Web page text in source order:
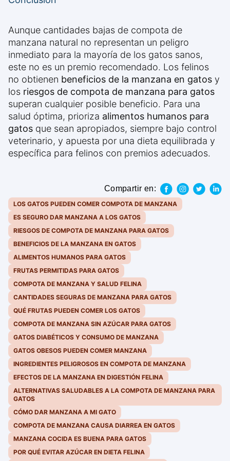
Aunque cantidades bajas de compota de
manzana natural no representan un peligro
inmediato para la mayoría de los gatos sanos,
este no es un premio recomendado. Los felinos
no obtienen beneficios de la manzana en gatos y
los riesgos de compota de manzana para gatos
superan cualquier posible beneficio. Para una
salud óptima, prioriza alimentos humanos para
gatos que sean apropiados, siempre bajo control
veterinario, y apuesta por una dieta equilibrada y
específica para felinos con premios adecuados.
Compartir en:
LOS GATOS PUEDEN COMER COMPOTA DE MANZANA
ES SEGURO DAR MANZANA A LOS GATOS
RIESGOS DE COMPOTA DE MANZANA PARA GATOS
BENEFICIOS DE LA MANZANA EN GATOS
ALIMENTOS HUMANOS PARA GATOS
FRUTAS PERMITIDAS PARA GATOS
COMPOTA DE MANZANA Y SALUD FELINA
CANTIDADES SEGURAS DE MANZANA PARA GATOS
QUÉ FRUTAS PUEDEN COMER LOS GATOS
COMPOTA DE MANZANA SIN AZÚCAR PARA GATOS
GATOS DIABÉTICOS Y CONSUMO DE MANZANA
GATOS OBESOS PUEDEN COMER MANZANA
INGREDIENTES PELIGROSOS EN COMPOTA DE MANZANA
EFECTOS DE LA MANZANA EN DIGESTIÓN FELINA
ALTERNATIVAS SALUDABLES A LA COMPOTA DE MANZANA PARA
GATOS
CÓMO DAR MANZANA A MI GATO
COMPOTA DE MANZANA CAUSA DIARREA EN GATOS
MANZANA COCIDA ES BUENA PARA GATOS
POR QUÉ EVITAR AZÚCAR EN DIETA FELINA